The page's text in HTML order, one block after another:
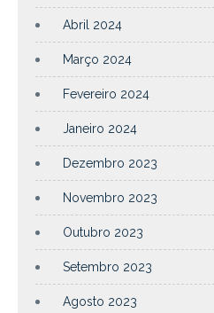
Abril 2024
Março 2024
Fevereiro 2024
Janeiro 2024
Dezembro 2023
Novembro 2023
Outubro 2023
Setembro 2023
Agosto 2023